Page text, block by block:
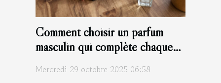
Comment choisir un parfum
masculin qui complète chaque
Mercredi 29 octobre 2025 06:58